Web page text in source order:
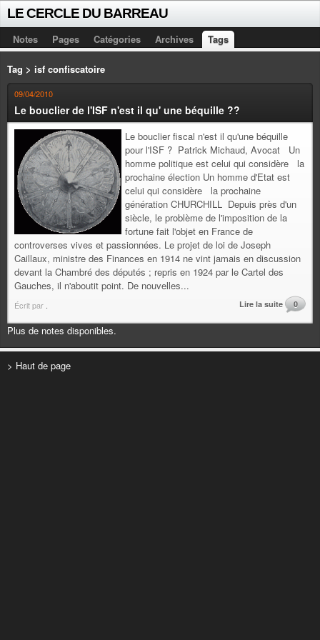
LE CERCLE DU BARREAU
Notes Pages Catégories Archives Tags
Tag > isf confiscatoire
09/04/2010
Le bouclier de l'ISF n'est il qu' une béquille ??
Le bouclier fiscal n'est il qu'une béquille
pour l'ISF ? Patrick Michaud, Avocat Un
homme politique est celui qui considère la
prochaine élection Un homme d'Etat est
celui qui considère la prochaine
génération CHURCHILL Depuis près d'un
siècle, le problème de l'imposition de la
fortune fait l'objet en France de
controverses vives et passionnées. Le projet de loi de Joseph
Caillaux, ministre des Finances en 1914 ne vint jamais en discussion
devant la Chambré des députés ; repris en 1924 par le Cartel des
Gauches, il n'aboutit point. De nouvelles...
Écrit par Lire la suite 0
Plus de notes disponibles.
> Haut de page